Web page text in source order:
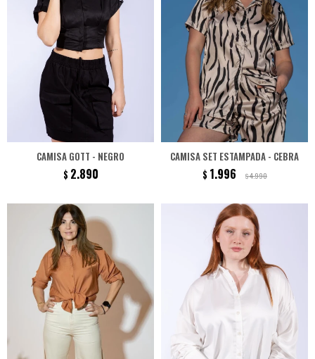
CAMISA GOTT - NEGRO
$ 2.890
CAMISA SET ESTAMPADA - CEBRA
$ 1.996 $4.990